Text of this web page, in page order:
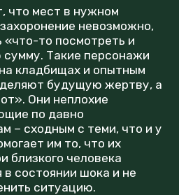
что мест в нужном
невозможно,
«что-то посмотреть и
Такие персонажи
кладбищах и опытным
будущую жертву, а
Они неплохие
по давно
– сходным с теми, что и у
им то, что их
близкого человека
состоянии шока и не
ситуацию.